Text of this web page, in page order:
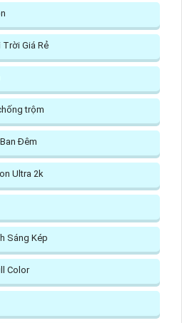
Giá Rẻ
trộm
Đêm
Ultra 2k
Sáng Kép
Color